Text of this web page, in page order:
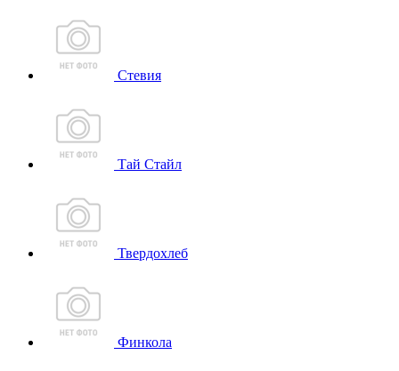
Стевия
Тай Стайл
Твердохлеб
Финкола